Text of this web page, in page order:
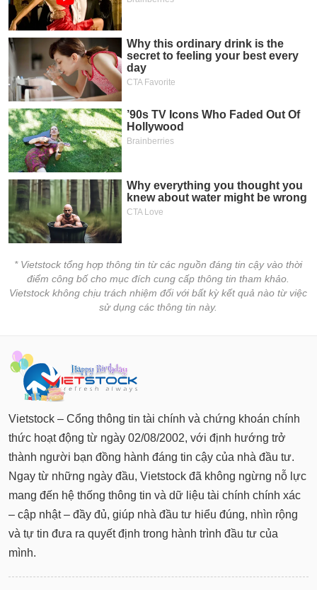
* Vietstock tổng hợp thông tin từ các nguồn đáng tin cậy vào thời
điểm công bố cho mục đích cung cấp thông tin tham khảo.
Vietstock không chịu trách nhiệm đối với bất kỳ kết quả nào từ việc
sử dụng các thông tin này.
Vietstock – Cổng thông tin tài chính và chứng khoán chính
thức hoạt động từ ngày 02/08/2002, với định hướng trở
thành người bạn đồng hành đáng tin cậy của nhà đầu tư.
Ngay từ những ngày đầu, Vietstock đã không ngừng nỗ lực
mang đến hệ thống thông tin và dữ liệu tài chính chính xác
– cập nhật – đầy đủ, giúp nhà đầu tư hiểu đúng, nhìn rộng
và tự tin đưa ra quyết định trong hành trình đầu tư của
mình.